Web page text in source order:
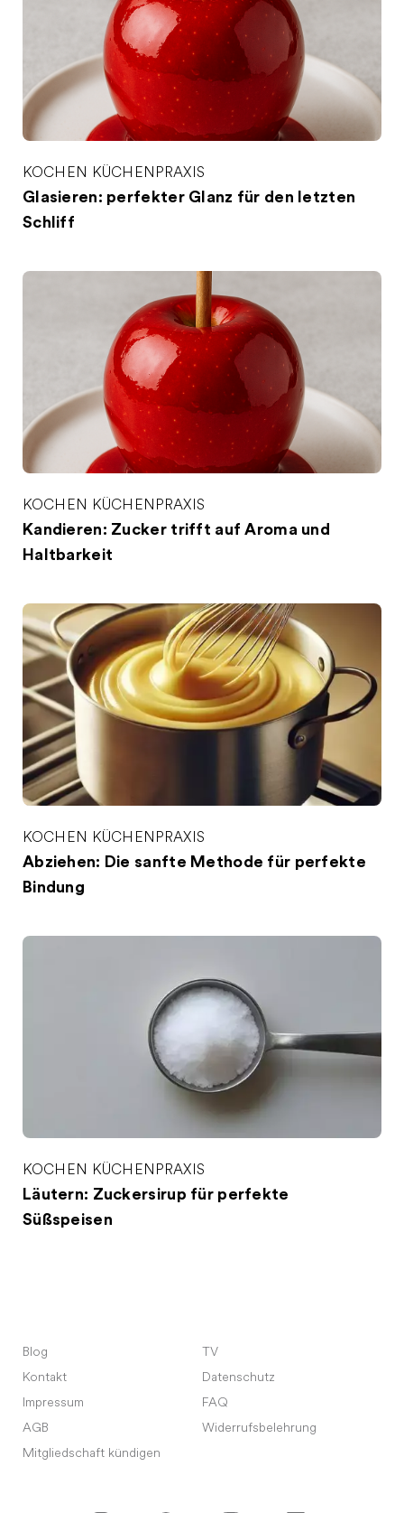
KOCHEN KÜCHENPRAXIS
Glasieren: perfekter Glanz für den letzten
Schliff
KOCHEN KÜCHENPRAXIS
Kandieren: Zucker trifft auf Aroma und
Haltbarkeit
KOCHEN KÜCHENPRAXIS
Abziehen: Die sanfte Methode für perfekte
Bindung
KOCHEN KÜCHENPRAXIS
Läutern: Zuckersirup für perfekte
Süßspeisen
Blog
TV
Kontakt
Datenschutz
Impressum
FAQ
AGB
Widerrufsbelehrung
Mitgliedschaft kündigen